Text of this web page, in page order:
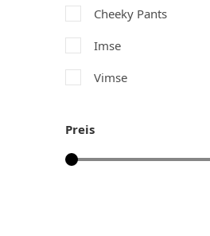
Cheeky Pants
Imse
Vimse
Preis